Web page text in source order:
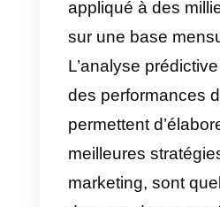
et ils sont
est
en fait une
entreprises
commande